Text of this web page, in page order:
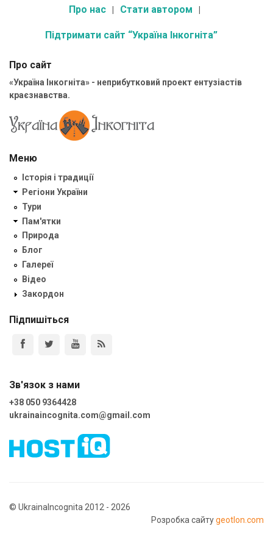
Про нас Стати автором
Підтримати сайт “Україна Інкогніта”
Про сайт
«Україна Інкогніта» - неприбутковий проект ентузіастів
краєзнавства.
Меню
Історія і традиції
Регіони України
Тури
Пам'ятки
Природа
Блог
Галереї
Відео
Закордон
Підпишіться
Зв'язок з нами
+38 050 9364428
ukrainaincognita.com@gmail.com
© UkrainaIncognita 2012 - 2026
Розробка сайтуgeotlon.com